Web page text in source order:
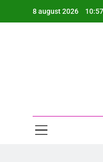
8 august 2026